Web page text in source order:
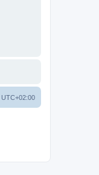
UTC+02:00